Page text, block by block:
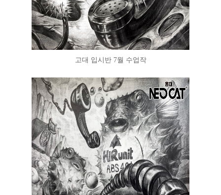
고대 입시반 7월 수업작